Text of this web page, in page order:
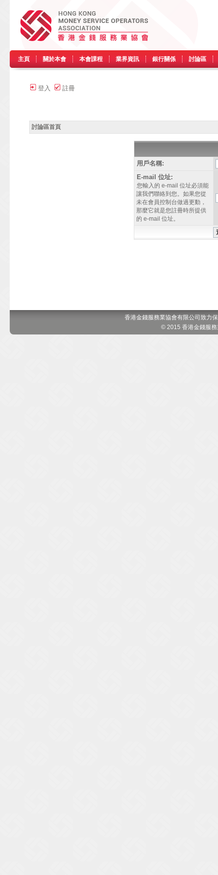
主頁 關於本會 本會課程 業界資訊 銀行關係 討論區
登入 註冊
討論區首頁
用戶名稱:
E-mail 位址:
您輸入的 e-mail 位址必須能
讓我們聯絡到您。如果您從
未在會員控制台做過更動，
那麼它就是您註冊時所提供
的 e-mail 位址。
香港金錢服務業協會有限公司致力
© 2015 香港金錢服